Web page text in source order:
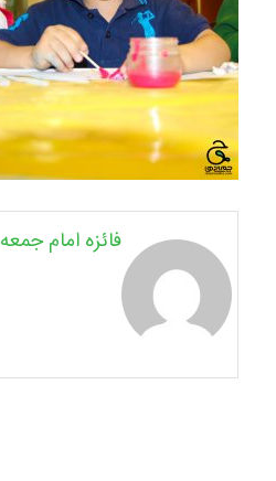
فائزه امام جمعه